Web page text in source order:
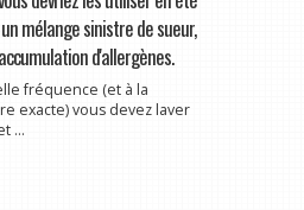
mélange sinistre de sueur,
d'allergènes.
fréquence (et à la
exacte) vous devez laver
...